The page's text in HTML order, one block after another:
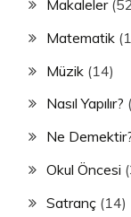
Makaleler
Matematik
Müzik (14)
Nasıl Yapılır?
Ne
Okul Öncesi
Satranç (14)